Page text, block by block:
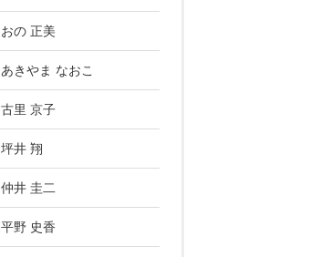
おの 正美
あきやま なおこ
古里 京子
坪井 翔
仲井 圭二
平野 史香